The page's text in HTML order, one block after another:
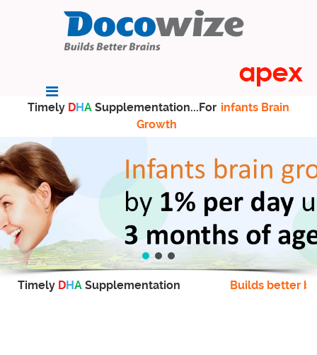
Timely DHA Supplementation...For infants Brain
Growth
Timely DHA Supplementation Builds better